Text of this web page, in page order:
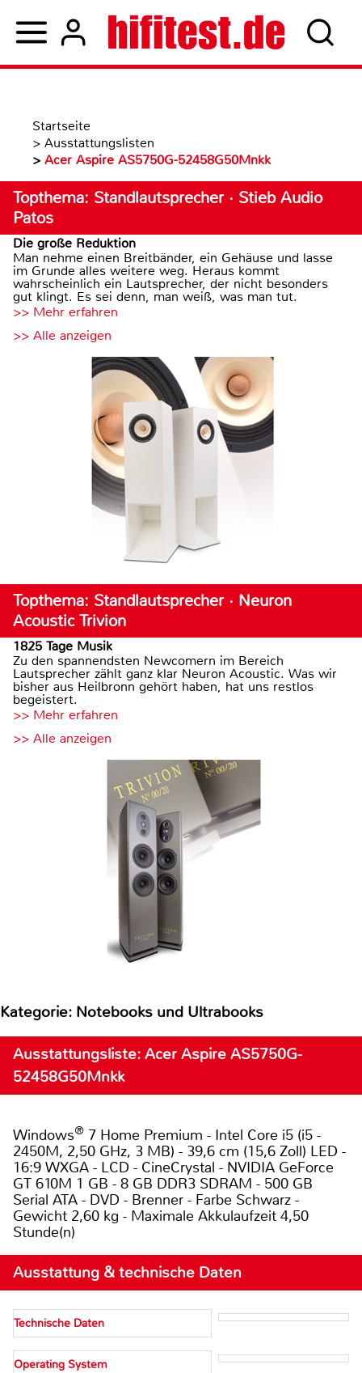
Startseite
> Ausstattungslisten
> Acer Aspire AS5750G-52458G50Mnkk
Topthema: Standlautsprecher · Stieb Audio
Patos
Die große Reduktion
Man nehme einen Breitbänder, ein Gehäuse und lasse
im Grunde alles weitere weg. Heraus kommt
wahrscheinlich ein Lautsprecher, der nicht besonders
gut klingt. Es sei denn, man weiß, was man tut.
>> Mehr erfahren
>> Alle anzeigen
Topthema: Standlautsprecher · Neuron
Acoustic Trivion
1825 Tage Musik
Zu den spannendsten Newcomern im Bereich
Lautsprecher zählt ganz klar Neuron Acoustic. Was wir
bisher aus Heilbronn gehört haben, hat uns restlos
begeistert.
>> Mehr erfahren
>> Alle anzeigen
Kategorie: Notebooks und Ultrabooks
Ausstattungsliste: Acer Aspire AS5750G-
52458G50Mnkk
Windows® 7 Home Premium - Intel Core i5 (i5 -
2450M, 2,50 GHz, 3 MB) - 39,6 cm (15,6 Zoll) LED -
16:9 WXGA - LCD - CineCrystal - NVIDIA GeForce
GT 610M 1 GB - 8 GB DDR3 SDRAM - 500 GB
Serial ATA - DVD - Brenner - Farbe Schwarz -
Gewicht 2,60 kg - Maximale Akkulaufzeit 4,50
Stunde(n)
Ausstattung & technische Daten
Technische Daten
Operating System